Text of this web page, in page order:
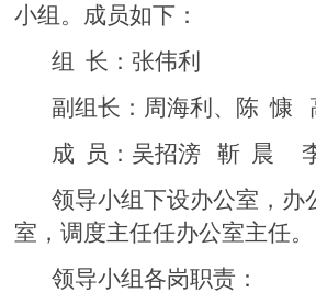
小组。成员如下：
组 长：张伟利
副组长：周海利、陈
成 员：吴招滂 靳 晨
领导小组下设办公室，办
室，调度主任任办公室主任。
领导小组各岗职责：